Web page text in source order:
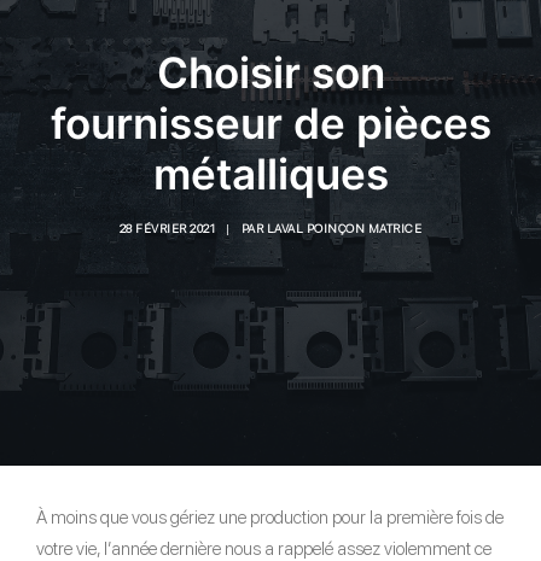
Choisir son
fournisseur de pièces
métalliques
28 FÉVRIER 2021 | PAR LAVAL POINÇON MATRICE
À moins que vous gériez une production pour la première fois de
votre vie, l’année dernière nous a rappelé assez violemment ce